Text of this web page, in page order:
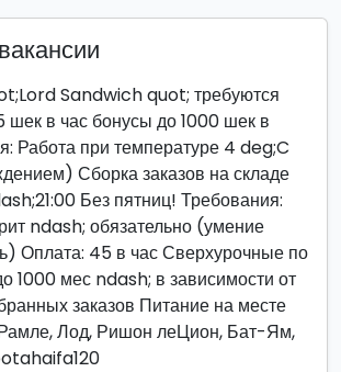
Sandwich quot; требуются
шек в час бонусы до 1000 шек в
Работа при температуре 4 deg;C
Сборка заказов на складе
Без пятниц! Требования:
ndash; обязательно (умение
Оплата: 45 в час Сверхурочные по
1000 мес ndash; в зависимости от
заказов Питание на месте
Рамле, Лод, Ришон леЦион, Бат-Ям,